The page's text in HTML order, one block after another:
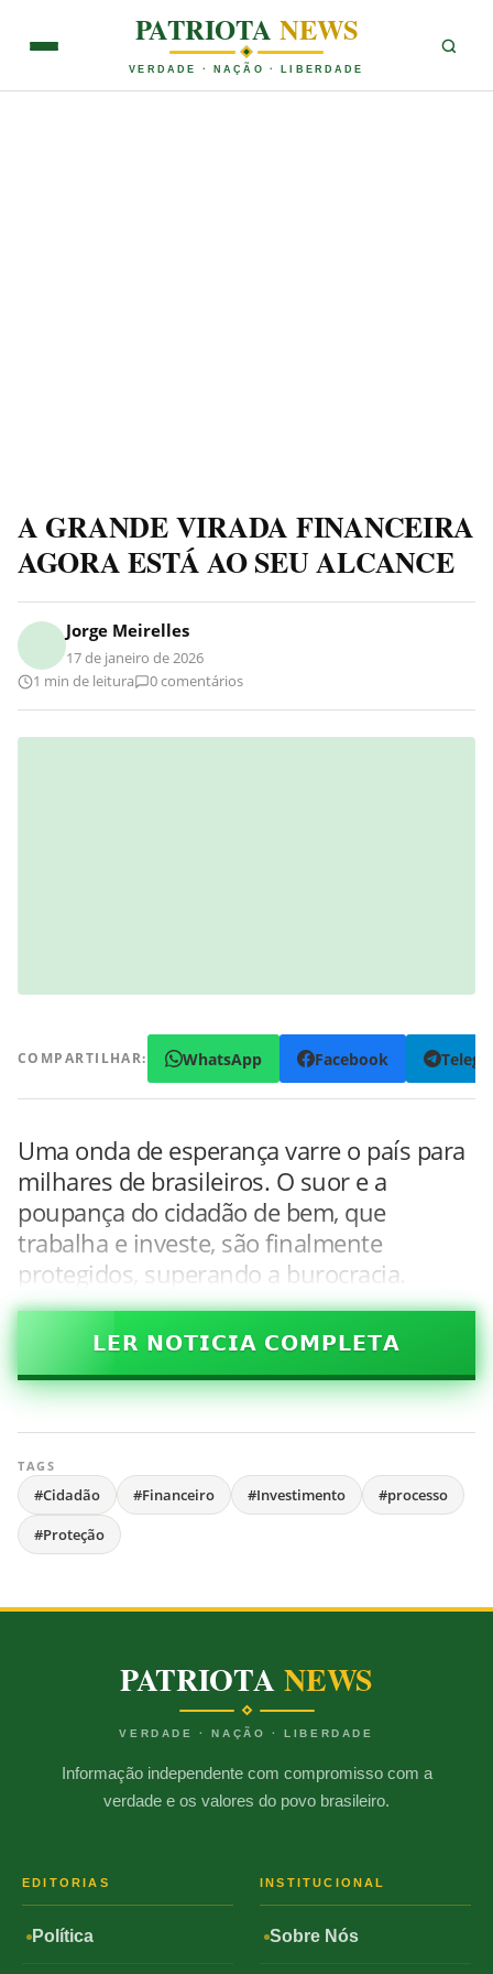
PATRIOTANEWS
VERDADE · NAÇÃO · LIBERDADE
A GRANDE VIRADA FINANCEIRA
AGORA ESTÁ AO SEU ALCANCE
Jorge Meirelles
17 de janeiro de 2026
1 min de leitura
0 comentários
COMPARTILHAR: WhatsApp Facebook
Uma onda de esperança varre o país para
milhares de brasileiros. O suor e a
poupança do cidadão de bem, que
trabalha e investe, são finalmente
protegidos, superando a burocracia.
𝗟𝗘𝗥 𝗡𝗢𝗧𝗜𝗖𝗜𝗔 𝗖𝗢𝗠𝗣𝗟𝗘𝗧𝗔
TAGS
#Cidadão #Financeiro #Investimento
#processo
#Proteção
PATRIOTANEWS
VERDADE · NAÇÃO · LIBERDADE
Informação independente com compromisso com a
verdade e os valores do povo brasileiro.
EDITORIAS
Política
INSTITUCIONAL
Sobre Nós